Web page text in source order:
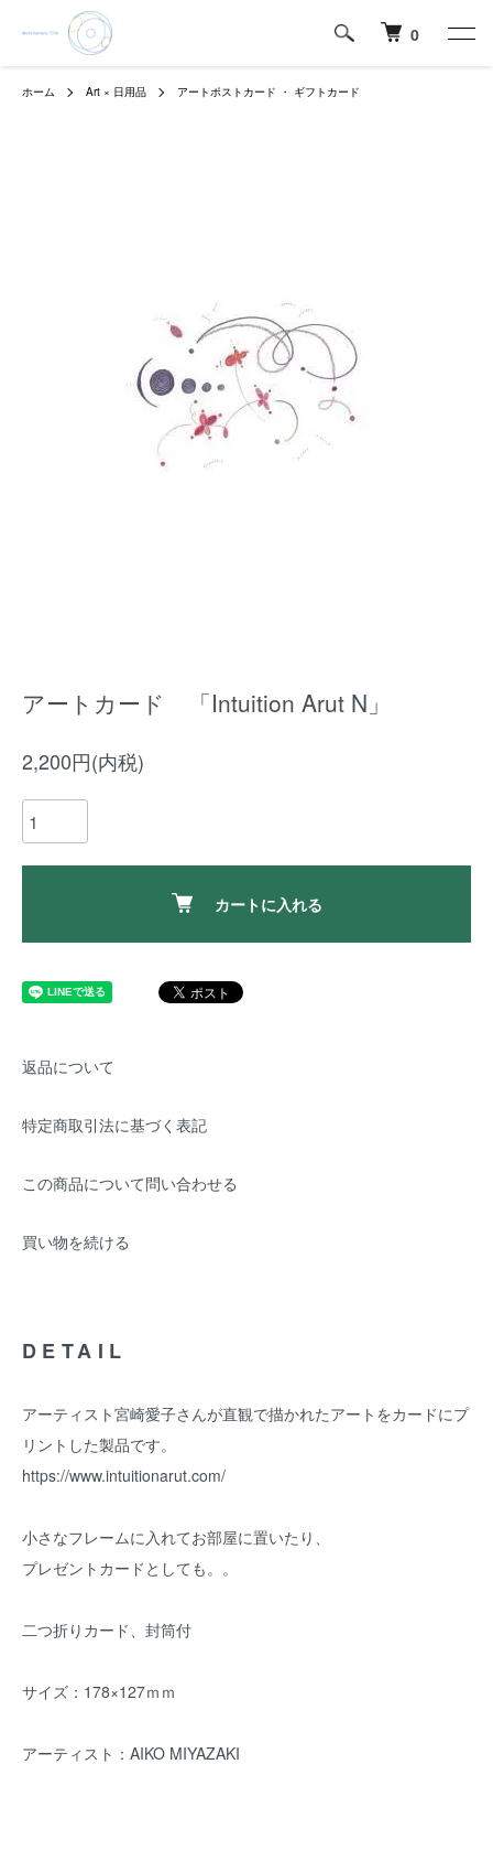
0
ホーム Art × 日用品 アートポストカード ・ ギフトカード
アートカード 「Intuition Arut N」
2,200円(内税)
カートに入れる
返品について
特定商取引法に基づく表記
この商品について問い合わせる
買い物を続ける
DETAIL
アーティスト宮崎愛子さんが直観で描かれたアートをカードにプ
リントした製品です。
https://www.intuitionarut.com/
小さなフレームに入れてお部屋に置いたり、
プレゼントカードとしても。。
二つ折りカード、封筒付
サイズ：178×127ｍｍ
アーティスト：AIKO MIYAZAKI